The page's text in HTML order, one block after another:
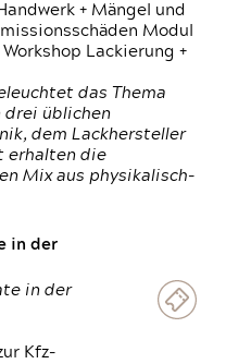
+ Mängel und
Modul
Workshop Lackierung +
das Thema
drei üblichen
dem Lackhersteller
erhalten die
Mix aus physikalisch-
in der
in der
Kfz-